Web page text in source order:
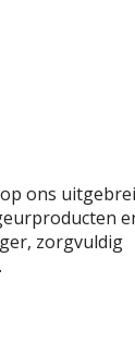
ons
zorgvuldig